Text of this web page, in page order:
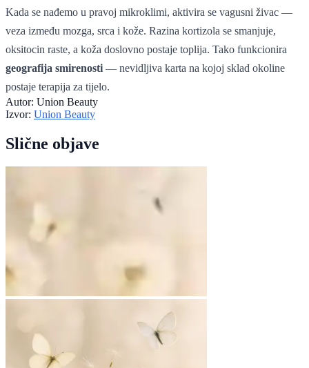
Kada se nađemo u pravoj mikroklimi, aktivira se vagusni živac —
veza između mozga, srca i kože. Razina kortizola se smanjuje,
oksitocin raste, a koža doslovno postaje toplija. Tako funkcionira
geografija smirenosti — nevidljiva karta na kojoj sklad okoline
postaje terapija za tijelo.
Autor: Union Beauty
Izvor: Union Beauty
Slične objave